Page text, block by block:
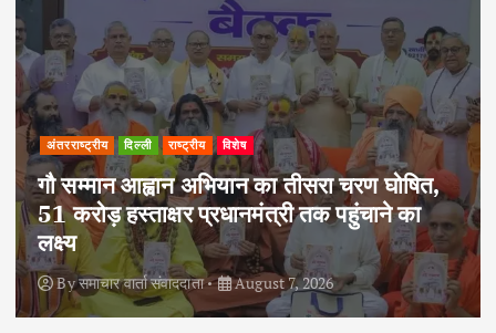
अपराध दिल्ली राष्ट्रीय
दोहरे हत्याकांड का वांछित आरोपी क्राइम ब्रांच के
हत्थे चढ़ा, नौ आपराधिक मामलों में रहा है शामिल
Byसमाचार वार्ता संवाददाता August 6, 2026